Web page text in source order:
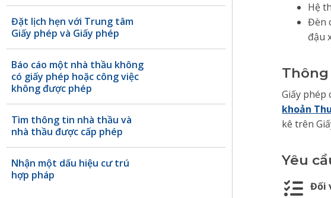
Đặt lịch hẹn với Trung tâm
Giấy phép và Giấy phép
Báo cáo một nhà thầu không
có giấy phép hoặc công việc
không được phép
Tìm thông tin nhà thầu và
nhà thầu được cấp phép
Nhận một dấu hiệu cư trú
hợp pháp
Hệ
Đèn
đậu
Giấy phép
khoản
kê trên
Yêu
Đối